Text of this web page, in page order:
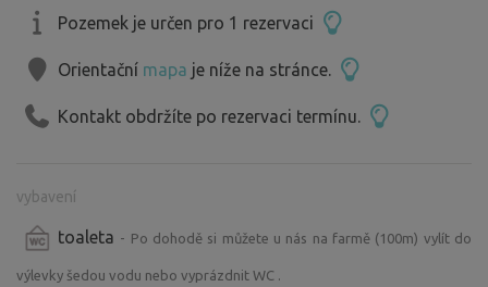
na protilehlém kopci - Šibeničním vrchu, odkryté
pozůstatky šibenice ze 16. století .
Mnoho zajímavých informací o Přimdě a širokém okolí
Pozemek je určen pro 1 rezervaci
Orientační mapa je níže na stránce.
Kontakt obdržíte po rezervaci termínu.
vybavení
toaleta - Po dohodě si můžete u nás na farmě (100m) vylít do
výlevky šedou vodu nebo vyprázdnit WC .